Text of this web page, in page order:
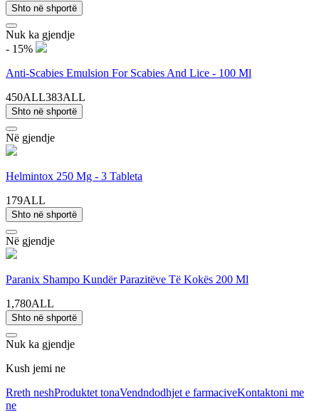
Shto në shportë
Nuk ka gjendje
- 15%
Anti-Scabies Emulsion For Scabies And Lice - 100 Ml
450ALL383ALL
Shto në shportë
Në gjendje
Helmintox 250 Mg - 3 Tableta
179ALL
Shto në shportë
Në gjendje
Paranix Shampo Kundër Parazitëve Të Kokës 200 Ml
1,780ALL
Shto në shportë
Nuk ka gjendje
Kush jemi ne
Rreth neshProduktet tonaVendndodhjet e farmaciveKontaktoni me
ne